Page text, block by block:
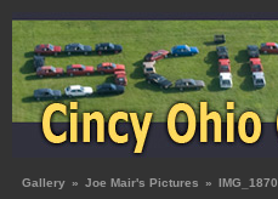
Gallery » Joe Mair's Pictures » IMG_1870